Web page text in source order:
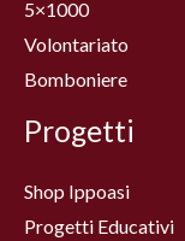
5×1000
Volontariato
Bomboniere
Progetti
Shop Ippoasi
Progetti Educativi